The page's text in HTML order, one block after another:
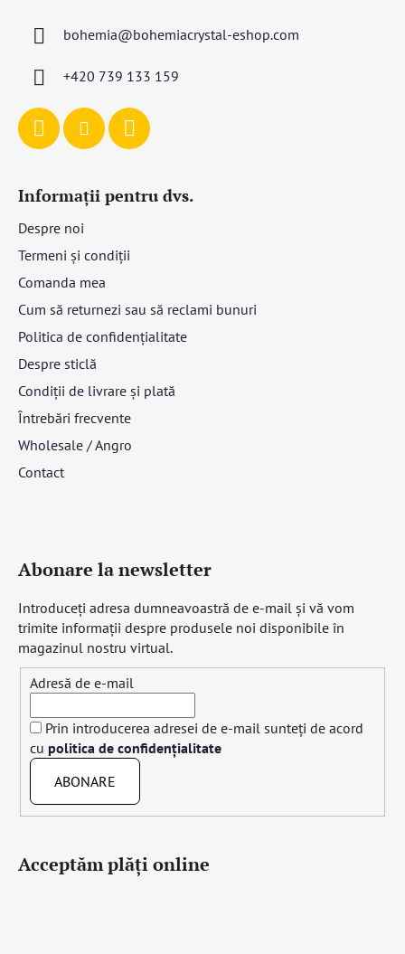
bohemia@bohemiacrystal-eshop.com
+420 739 133 159
Informații pentru dvs.
Despre noi
Termeni și condiții
Comanda mea
Cum să returnezi sau să reclami bunuri
Politica de confidențialitate
Despre sticlă
Condiții de livrare și plată
Întrebări frecvente
Wholesale / Angro
Contact
Abonare la newsletter
Introduceţi adresa dumneavoastră de e-mail şi vă vom
trimite informaţii despre produsele noi disponibile în
magazinul nostru virtual.
Adresă de e-mail
Prin introducerea adresei de e-mail sunteți de acord
cu politica de confidențialitate
ABONARE
Acceptăm plăţi online